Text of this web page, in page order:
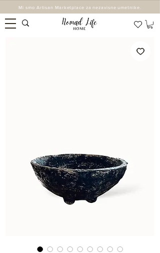
Mi smo Artisan Marketplace za nezavisne umetnike.